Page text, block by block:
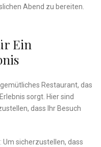
Abend zu bereiten.
Ein
Restaurant, ‌das
sorgt. Hier sind
⁤dass Ihr Besuch
⁣Um sicherzustellen, dass